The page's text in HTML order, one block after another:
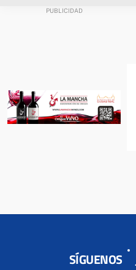
SÍGUENOS